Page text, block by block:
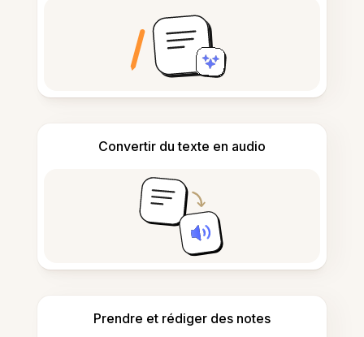
Convertir du texte en audio
Prendre et rédiger des notes